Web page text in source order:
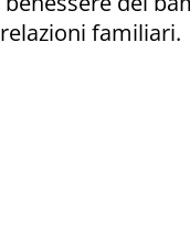
familiari.